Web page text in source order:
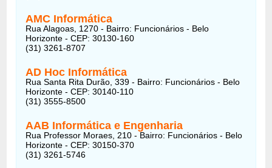
AMC Informática
Rua Alagoas, 1270 - Bairro: Funcionários - Belo
Horizonte - CEP: 30130-160
(31) 3261-8707
AD Hoc Informática
Rua Santa Rita Durão, 339 - Bairro: Funcionários - Belo
Horizonte - CEP: 30140-110
(31) 3555-8500
AAB Informática e Engenharia
Rua Professor Moraes, 210 - Bairro: Funcionários - Belo
Horizonte - CEP: 30150-370
(31) 3261-5746